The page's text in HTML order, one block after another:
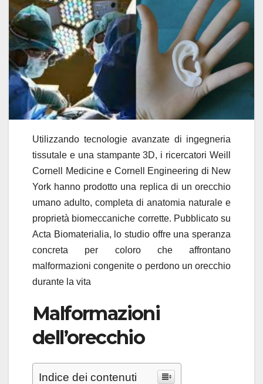
Utilizzando tecnologie avanzate di ingegneria
tissutale e una stampante 3D, i ricercatori Weill
Cornell Medicine e Cornell Engineering di New
York hanno prodotto una replica di un orecchio
umano adulto, completa di anatomia naturale e
proprietà biomeccaniche corrette. Pubblicato su
Acta Biomaterialia, lo studio offre una speranza
concreta per coloro che affrontano
malformazioni congenite o perdono un orecchio
durante la vita
Malformazioni
dell’orecchio
Indice dei contenuti